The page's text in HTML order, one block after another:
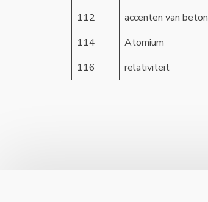
112
accenten van beton
114
Atomium
116
relativiteit